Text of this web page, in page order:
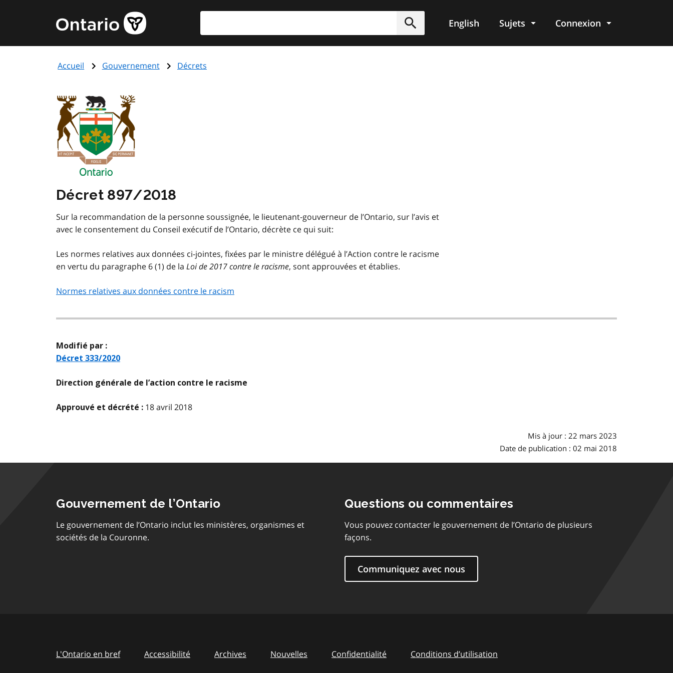
principal
Page
d'accueil
de
Soumettre
English Sujets Connexion
Accueil Gouvernement Décrets
Décret 897/2018
Sur la recommandation de la personne soussignée, le lieutenant-gouverneur de l’Ontario, sur l’avis et
avec le consentement du Conseil exécutif de l’Ontario, décrète ce qui suit:
Les normes relatives aux données ci-jointes, fixées par le ministre délégué à l’Action contre le racisme
en vertu du paragraphe 6 (1) de la Loi de 2017 contre le racisme, sont approuvées et établies.
Normes relatives aux données contre le racism
Modifié par :
Décret 333/2020
Direction générale de l’action contre le racisme
Approuvé et décrété : 18 avril 2018
Mis à jour : 22 mars 2023
Date de publication : 02 mai 2018
Gouvernement de l’Ontario
Le gouvernement de l’Ontario inclut les ministères, organismes et
sociétés de la Couronne.
Questions ou commentaires
Vous pouvez contacter le gouvernement de l’Ontario de plusieurs
façons.
Communiquez avec nous
L'Ontario en bref Accessibilité Archives Nouvelles Confidentialité Conditions d’utilisation